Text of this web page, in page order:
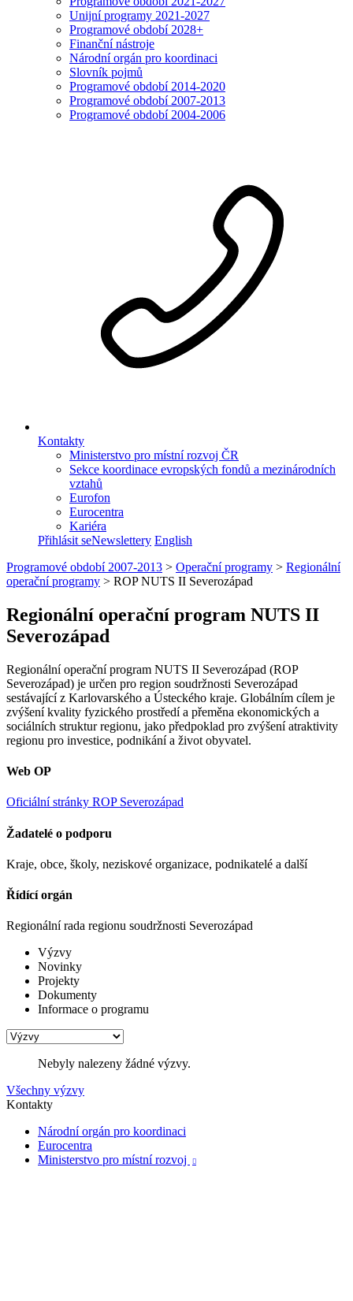
Unijní programy 2021-2027
Programové období 2028+
Finanční nástroje
Národní orgán pro koordinaci
Slovník pojmů
Programové období 2014-2020
Programové období 2007-2013
Programové období 2004-2006
Kontakty
Ministerstvo pro místní rozvoj ČR
Sekce koordinace evropských fondů a mezinárodních
vztahů
Eurofon
Eurocentra
Kariéra
Přihlásit seNewslettery English
Programové období 2007-2013 > Operační programy > Regionální
operační programy > ROP NUTS II Severozápad
Regionální operační program NUTS II
Severozápad
Regionální operační program NUTS II Severozápad (ROP
Severozápad) je určen pro region soudržnosti Severozápad
sestávající z Karlovarského a Ústeckého kraje. Globálním cílem je
zvýšení kvality fyzického prostředí a přeměna ekonomických a
sociálních struktur regionu, jako předpoklad pro zvýšení atraktivity
regionu pro investice, podnikání a život obyvatel.
Web OP
Oficiální stránky ROP Severozápad
Žadatelé o podporu
Kraje, obce, školy, neziskové organizace, podnikatelé a další
Řídící orgán
Regionální rada regionu soudržnosti Severozápad
Výzvy
Novinky
Projekty
Dokumenty
Informace o programu
Nebyly nalezeny žádné výzvy.
Všechny výzvy
Kontakty
Národní orgán pro koordinaci
Eurocentra
Ministerstvo pro místní rozvoj
